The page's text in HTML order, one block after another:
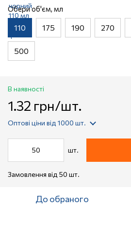
Обери об'єм, мл
110 175 190 270
500
В наявності
1.32 грн/шт.
Оптові ціни від 1000 шт.
шт.
Замовлення від 50 шт.
До обраного